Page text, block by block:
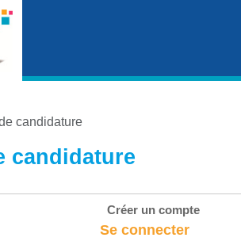
candidature
candidature
Créer un compte
Se connecter